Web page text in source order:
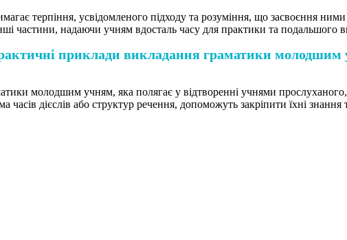
терпіння, усвідомленого підходу та розуміння, що засвоєння
частини, надаючи учням вдосталь часу для практики та подальшого
приклади викладання граматики молодшим
молодшим учням, яка полягає у відтворенні учнями
часів дієслів або структур речення, допоможуть закріпити їхні